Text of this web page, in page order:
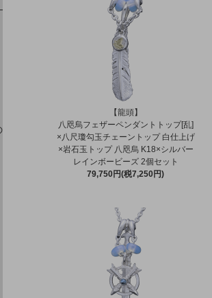
【龍頭】
八咫烏フェザーペンダントトップ[乱]
×八尺瓊勾玉チェーントップ 白仕上げ
×岩石玉トップ 八咫烏 K18×シルバー
レインボービーズ 2個セット
79,750円(税7,250円)